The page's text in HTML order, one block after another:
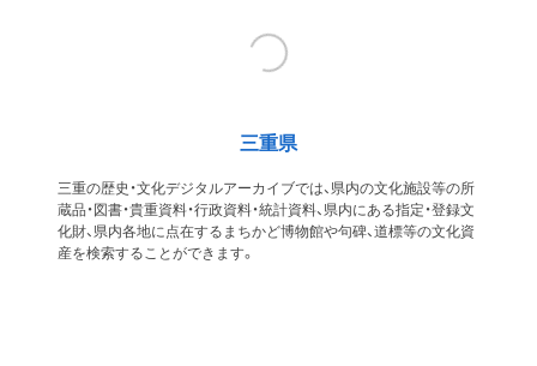
三重県
三重の歴史・文化デジタルアーカイブでは、県内の文化施設等の所
蔵品・図書・貴重資料・行政資料・統計資料、県内にある指定・登録文
化財、県内各地に点在するまちかど博物館や句碑、道標等の文化資
産を検索することができます。